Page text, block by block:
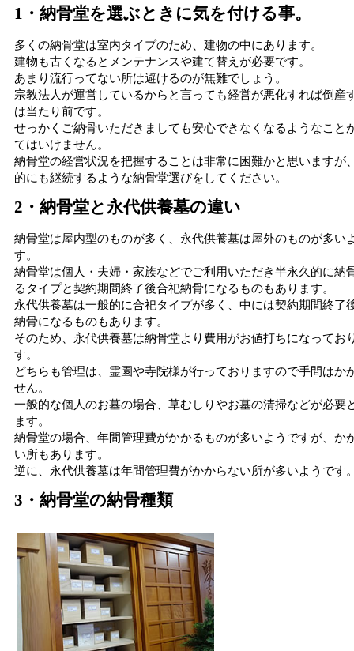
1・納骨堂を選ぶときに気を付ける事。
多くの納骨堂は室内タイプのため、建物の中にあります。
建物も古くなるとメンテナンスや建て替えが必要です。
あまり流行ってない所は避けるのが無難でしょう。
宗教法人が運営しているからと言っても経営が悪化すれば倒産
は当たり前です。
せっかくご納骨いただきましても安心できなくなるようなこと
てはいけません。
納骨堂の経営状況を把握することは非常に困難かと思いますが
的にも継続するような納骨堂選びをしてください。
2・納骨堂と永代供養墓の違い
納骨堂は屋内型のものが多く、永代供養墓は屋外のものが多い
す。
納骨堂は個人・夫婦・家族などでご利用いただき半永久的に納
るタイプと契約期間終了後合祀納骨になるものもあります。
永代供養墓は一般的に合祀タイプが多く、中には契約期間終了
納骨になるものもあります。
そのため、永代供養墓は納骨堂より費用がお値打ちになってお
す。
どちらも管理は、霊園や寺院様が行っておりますので手間はか
せん。
一般的な個人のお墓の場合、草むしりやお墓の清掃などが必要
ます。
納骨堂の場合、年間管理費がかかるものが多いようですが、か
い所もあります。
逆に、永代供養墓は年間管理費がかからない所が多いようです
3・納骨堂の納骨種類